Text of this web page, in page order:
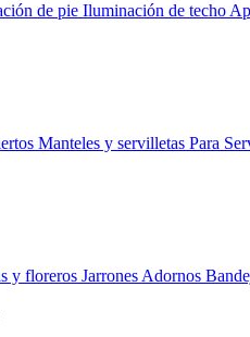
de pie Iluminación de techo
Manteles y servilletas Para
y floreros Jarrones Adornos